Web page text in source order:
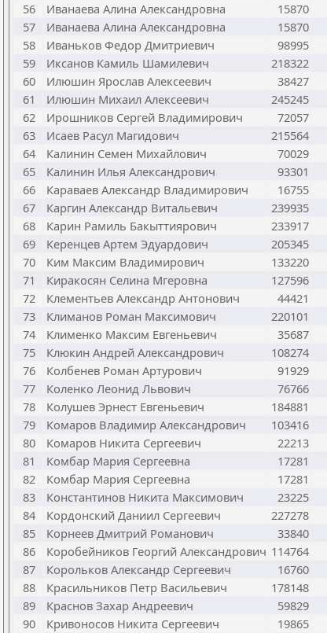
56
Иванаева Алина Александровна 15870
57
Иванаева Алина Александровна 15870
58
Иваньков Федор Дмитриевич 98995
59
Иксанов Камиль Шамилевич 218322
60
Илюшин Ярослав Алексеевич 38427
61
Илюшин Михаил Алексеевич 245245
62
Ирошников Сергей Владимирович 72057
63
Исаев Расул Магидович 215564
64
Калинин Семен Михайлович 70029
65
Калинин Илья Александрович 93301
66
Караваев Александр Владимирович 16755
67
Каргин Александр Витальевич 239935
68
Карин Рамиль Бакыттиярович 233917
69
Керенцев Артем Эдуардович 205345
70
Ким Максим Владимирович 133220
71
Киракосян Селина Мгеровна 127596
72
Клементьев Александр Антонович 44421
73
Климанов Роман Максимович 220101
74
Клименко Максим Евгеньевич 35687
75
Клюкин Андрей Александрович 108274
76
Колбенев Роман Артурович 91929
77
Коленко Леонид Львович 76766
78
Колушев Эрнест Евгеньевич 184881
79
Комаров Владимир Александрович 103416
80
Комаров Никита Сергеевич 22213
81
Комбар Мария Сергеевна 17281
82
Комбар Мария Сергеевна 17281
83
Константинов Никита Максимович 23225
84
Кордонский Даниил Сергеевич 227278
85
Корнеев Дмитрий Романович 33840
86
Коробейников Георгий Александрович 114764
87
Корольков Александр Сергеевич 16760
88
Красильников Петр Васильевич 178148
89
Краснов Захар Андреевич 59829
90
Кривоносов Никита Сергеевич 19865